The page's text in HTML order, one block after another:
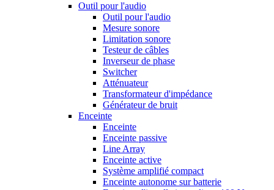
Outil pour l'audio
Outil pour l'audio
Mesure sonore
Limitation sonore
Testeur de câbles
Inverseur de phase
Switcher
Atténuateur
Transformateur d'impédance
Générateur de bruit
Enceinte
Enceinte
Enceinte passive
Line Array
Enceinte active
Système amplifié compact
Enceinte autonome sur batterie